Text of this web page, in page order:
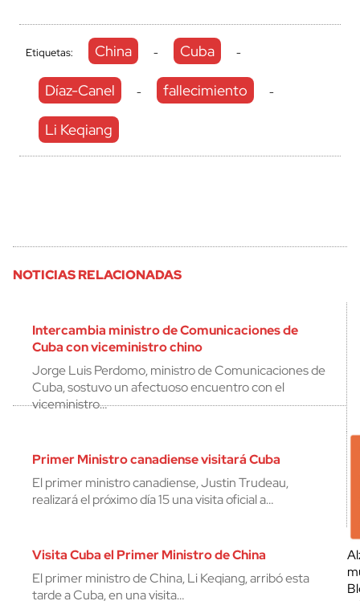
Etiquetas: China - Cuba -
Díaz-Canel - fallecimiento -
Li Keqiang
NOTICIAS RELACIONADAS
Intercambia ministro de Comunicaciones de
Cuba con viceministro chino
Jorge Luis Perdomo, ministro de Comunicaciones de
Cuba, sostuvo un afectuoso encuentro con el
viceministro…
Primer Ministro canadiense visitará Cuba
El primer ministro canadiense, Justin Trudeau,
realizará el próximo día 15 una visita oficial a…
Visita Cuba el Primer Ministro de China
El primer ministro de China, Li Keqiang, arribó esta
tarde a Cuba, en una visita…